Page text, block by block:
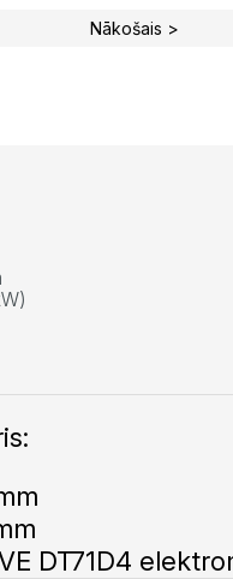
Nākošais >
DT71D4